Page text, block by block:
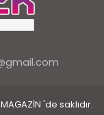
'de saklıdır.